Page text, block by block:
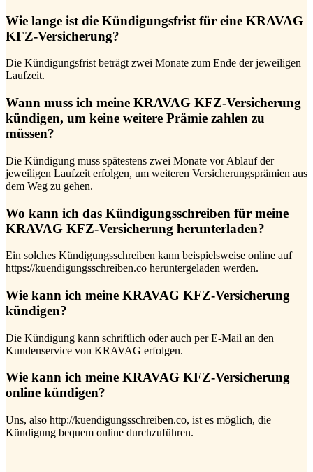
Wie lange ist die Kündigungsfrist für eine KRAVAG
KFZ-Versicherung?
Die Kündigungsfrist beträgt zwei Monate zum Ende der jeweiligen
Laufzeit.
Wann muss ich meine KRAVAG KFZ-Versicherung
kündigen, um keine weitere Prämie zahlen zu
müssen?
Die Kündigung muss spätestens zwei Monate vor Ablauf der
jeweiligen Laufzeit erfolgen, um weiteren Versicherungsprämien aus
dem Weg zu gehen.
Wo kann ich das Kündigungsschreiben für meine
KRAVAG KFZ-Versicherung herunterladen?
Ein solches Kündigungsschreiben kann beispielsweise online auf
https://kuendigungsschreiben.co heruntergeladen werden.
Wie kann ich meine KRAVAG KFZ-Versicherung
kündigen?
Die Kündigung kann schriftlich oder auch per E-Mail an den
Kundenservice von KRAVAG erfolgen.
Wie kann ich meine KRAVAG KFZ-Versicherung
online kündigen?
Uns, also http://kuendigungsschreiben.co, ist es möglich, die
Kündigung bequem online durchzuführen.